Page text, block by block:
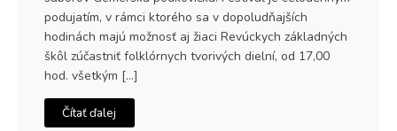
podujatím, v rámci ktorého sa v dopoludňajších
hodinách majú možnosť aj žiaci Revúckych základných
škôl zúčastniť folklórnych tvorivých dielní, od 17,00
hod. všetkým […]
Čítať ďalej